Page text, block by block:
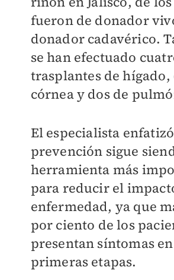
fueron de donador
donador cadavérico.
se han efectuado
trasplantes de hígado,
córnea y dos de
El especialista
prevención sigue
herramienta más
para reducir el
enfermedad, ya que
por ciento de los
presentan síntomas
primeras etapas.